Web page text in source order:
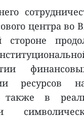
центра во
стороне
ресурсов на
в